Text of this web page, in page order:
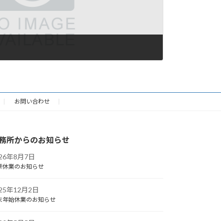
お問い合わせ
所からのお知らせ
年8月7日
休業のお知らせ
年12月2日
年始休業のお知らせ